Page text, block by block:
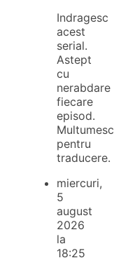
Indragesc
acest
serial.
Astept
cu
nerabdare
fiecare
episod.
Multumesc
pentru
traducere.
miercuri,
5
august
2026
la
18:25